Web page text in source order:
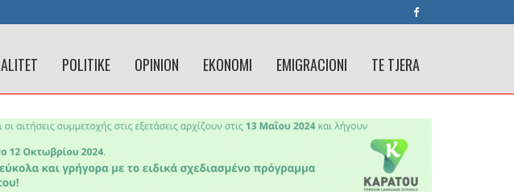
POLITIKE OPINION EKONOMI EMIGRACIONI TE TJERA